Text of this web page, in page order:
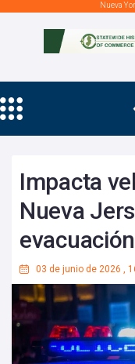
Nueva
Impacta
Nueva
evacuación
03 de junio de 2026 ,